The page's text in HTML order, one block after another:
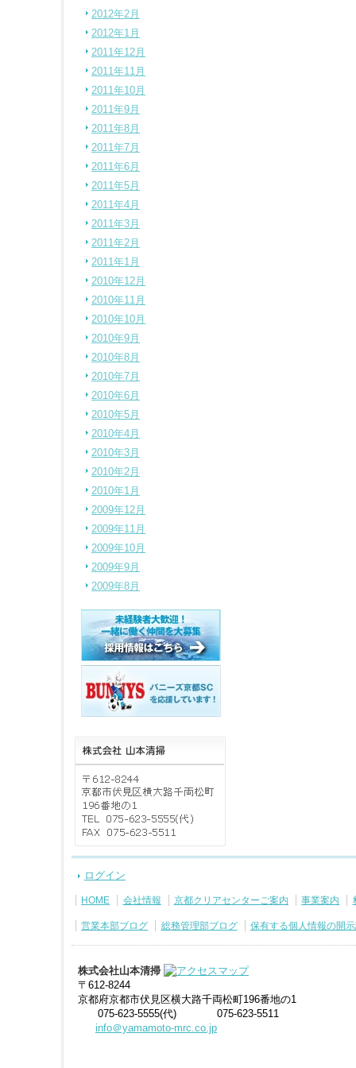
2012年2月
2012年1月
2011年12月
2011年11月
2011年10月
2011年9月
2011年8月
2011年7月
2011年6月
2011年5月
2011年4月
2011年3月
2011年2月
2011年1月
2010年12月
2010年11月
2010年10月
2010年9月
2010年8月
2010年7月
2010年6月
2010年5月
2010年4月
2010年3月
2010年2月
2010年1月
2009年12月
2009年11月
2009年10月
2009年9月
2009年8月
ログイン
HOME 会社情報 京都クリアセンターご案内 事業案内
営業本部ブログ 総務管理部ブログ 保有する個人情報の開
株式会社山本清掃
〒612-8244
京都府京都市伏見区横大路千両松町196番地の1
075-623-5555(代)
075-623-5511
info＠yamamoto-mrc.co.jp